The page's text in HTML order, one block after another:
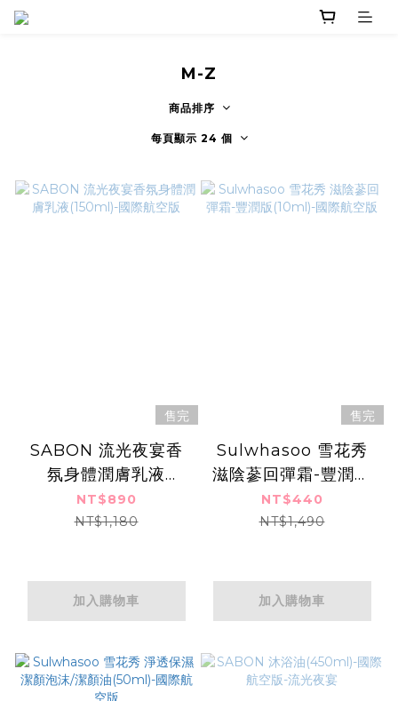
M-Z
商品排序
每頁顯示 24 個
售完
SABON 流光夜宴香
氛身體潤膚乳液
(150ml)-國際航空版
NT$890
NT$1,180
加入購物車
售完
Sulwhasoo 雪花秀
滋陰蔘回彈霜-豐潤版
(10ml)-國際航空版
NT$440
NT$1,490
加入購物車